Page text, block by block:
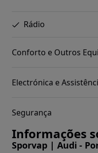
Rádio
Conforto e Outros
Electrónica e
Segurança
Informações
Sporvap | Audi -